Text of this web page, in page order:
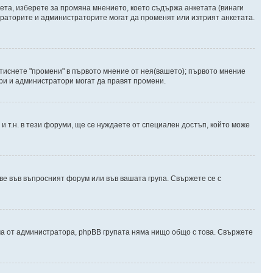
изберете за промяна мнението, което съдържа анкетата (винаги
и администраторите могат да променят или изтрият анкетата.
"промени" в първото мнение от нея(вашето); първото мнение
и администратори могат да правят промени.
т.н. в тези форуми, ще се нуждаете от специален достъп, който може
във въпросният форум или във вашата група. Свържете се с
администратора, phpBB групата няма нищо общо с това. Свържете